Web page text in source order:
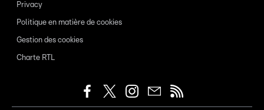
Privacy
Politique en matière de cookies
Gestion des cookies
Charte RTL